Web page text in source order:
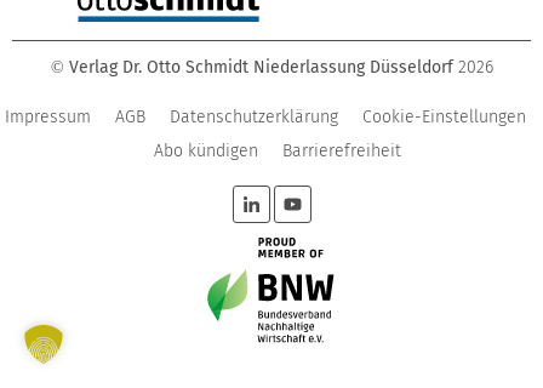
© Verlag Dr. Otto Schmidt Niederlassung Düsseldorf 2026
Impressum AGB Datenschutzerklärung
Cookie-Einstellungen
Abo kündigen
Barrierefreiheit